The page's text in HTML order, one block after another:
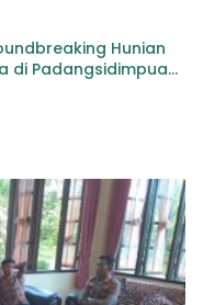
Hunian
di Padangsidimpuan,